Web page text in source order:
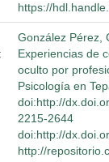
https://
González Pérez,
Experiencias de
oculto por
Psicología en
doi:http://
2215-2644
doi:http://
http://